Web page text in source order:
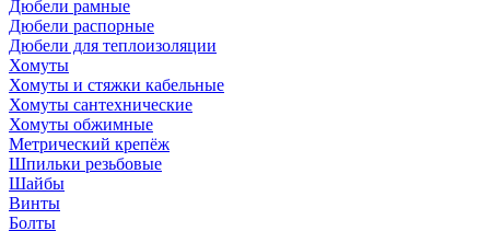
Дюбели рамные
Дюбели распорные
Дюбели для теплоизоляции
Хомуты
Хомуты и стяжки кабельные
Хомуты сантехнические
Хомуты обжимные
Метрический крепёж
Шпильки резьбовые
Шайбы
Винты
Болты